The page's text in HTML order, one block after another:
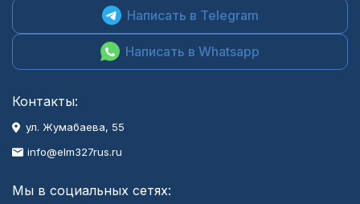
Написать в Telegram
Написать в Whatsapp
Контакты:
ул. Жумабаева, 55
info@elm327rus.ru
Мы в социальных сетях: